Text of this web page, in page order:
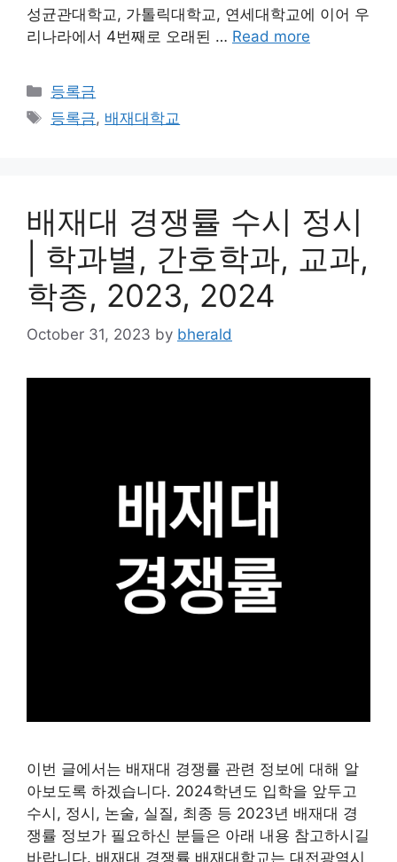
성균관대학교, 가톨릭대학교, 연세대학교에 이어 우
리나라에서 4번째로 오래된 … Read more
Categories
등록금
Tags
등록금, 배재대학교
배재대 경쟁률 수시 정시
| 학과별, 간호학과, 교과,
학종, 2023, 2024
October 31, 2023 by bherald
이번 글에서는 배재대 경쟁률 관련 정보에 대해 알
아보도록 하겠습니다. 2024학년도 입학을 앞두고
수시, 정시, 논술, 실질, 최종 등 2023년 배재대 경
쟁률 정보가 필요하신 분들은 아래 내용 참고하시길
바랍니다. 배재대 경쟁률 배재대학교는 대전광역시